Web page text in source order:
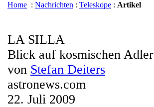
Home : Nachrichten : Teleskope : Artikel
LA SILLA
Blick auf kosmischen Adler
von Stefan Deiters
astronews.com
22. Juli 2009